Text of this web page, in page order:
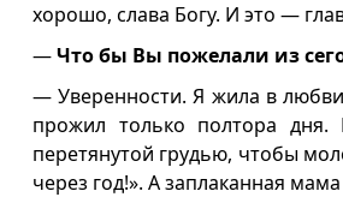
хорошо, слава Богу. И это —
—Что бы Вы пожелали из
— Уверенности. Я жила в
прожил только полтора
перетянутой грудью, чтобы
через год!». А заплаканная